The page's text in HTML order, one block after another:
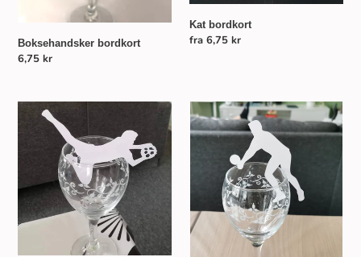
Boksehandsker bordkort
Normalpris
6,75 kr
Kat bordkort
Normalpris
fra 6,75 kr
Fodbold
Målmand
Bordkort
Volleyball
dreng
bordkort